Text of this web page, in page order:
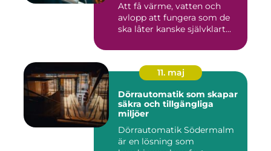
Att få värme, vatten och
avlopp att fungera som de
ska låter kanske självklart...
11. maj
Dörrautomatik som skapar
säkra och tillgängliga
miljöer
Dörrautomatik Södermalm
är en lösning som